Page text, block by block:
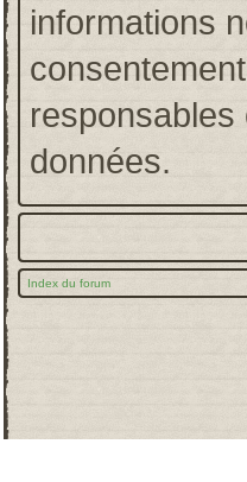
informations
données.
Index du forum